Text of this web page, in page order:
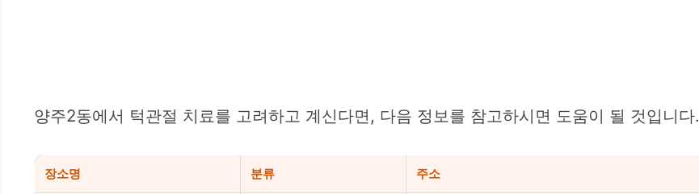
양주2동에서 턱관절 치료를 고려하고 계신다면, 다음 정보를 참고하시면 도움이 될 것입니다.
장소명 분류 주소